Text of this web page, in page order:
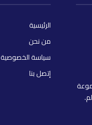
الرئيسية
من نحن
سياسة الخصوصية
إتصل بنا